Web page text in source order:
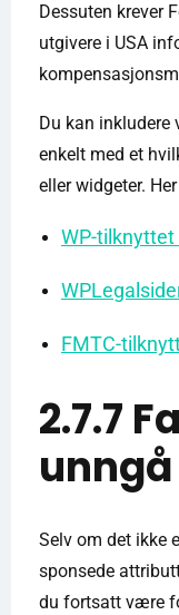
Dessuten krever
utgivere i USA
Du kan
enkelt med et
eller widgeter.
WP-
FMTC-
2.7.7
unngå
Selv om det ikke
sponsede
du fortsatt være